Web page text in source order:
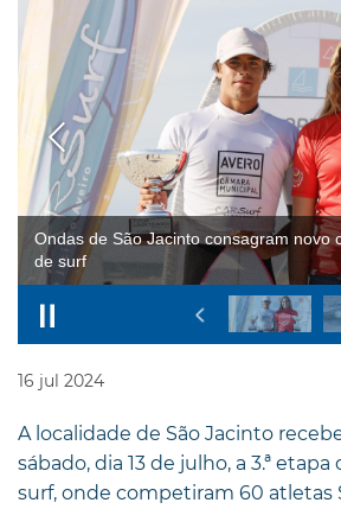
16 jul 2024
A localidade de São Jacinto
sábado, dia 13 de julho, a 3.ª
surf, onde competiram 60 atletas